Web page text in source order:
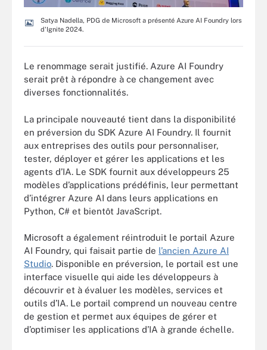
Satya Nadella, PDG de Microsoft a présenté Azure AI Foundry lors
d'Ignite 2024.
Le renommage serait justifié. Azure AI Foundry
serait prêt à répondre à ce changement avec
diverses fonctionnalités.
La principale nouveauté tient dans la disponibilité
en préversion du SDK Azure AI Foundry. Il fournit
aux entreprises des outils pour personnaliser,
tester, déployer et gérer les applications et les
agents d’IA. Le SDK fournit aux développeurs 25
modèles d’applications prédéfinis, leur permettant
d’intégrer Azure AI dans leurs applications en
Python, C# et bientôt JavaScript.
Microsoft a également réintroduit le portail Azure
AI Foundry, qui faisait partie de l’ancien Azure AI
Studio. Disponible en préversion, le portail est une
interface visuelle qui aide les développeurs à
découvrir et à évaluer les modèles, services et
outils d’IA. Le portail comprend un nouveau centre
de gestion et permet aux équipes de gérer et
d’optimiser les applications d’IA à grande échelle.